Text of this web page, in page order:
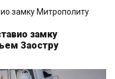
замку
Заостру